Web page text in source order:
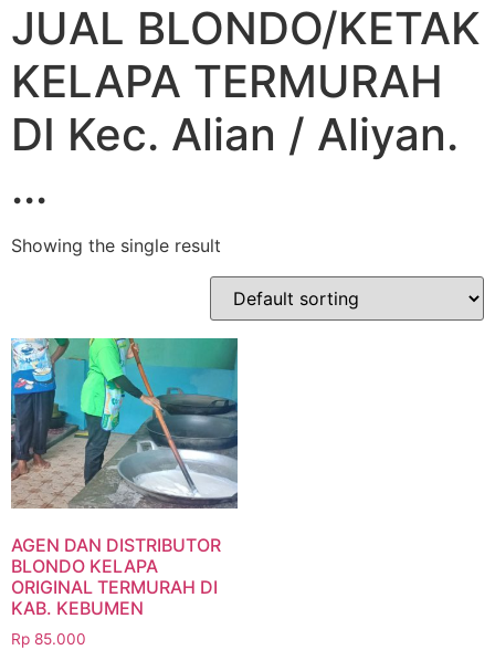
JUAL BLONDO/KETAK
KELAPA TERMURAH
DI Kec. Alian / Aliyan.
...
Showing the single result
AGEN DAN DISTRIBUTOR
BLONDO KELAPA
ORIGINAL TERMURAH DI
KAB. KEBUMEN
Rp 85.000